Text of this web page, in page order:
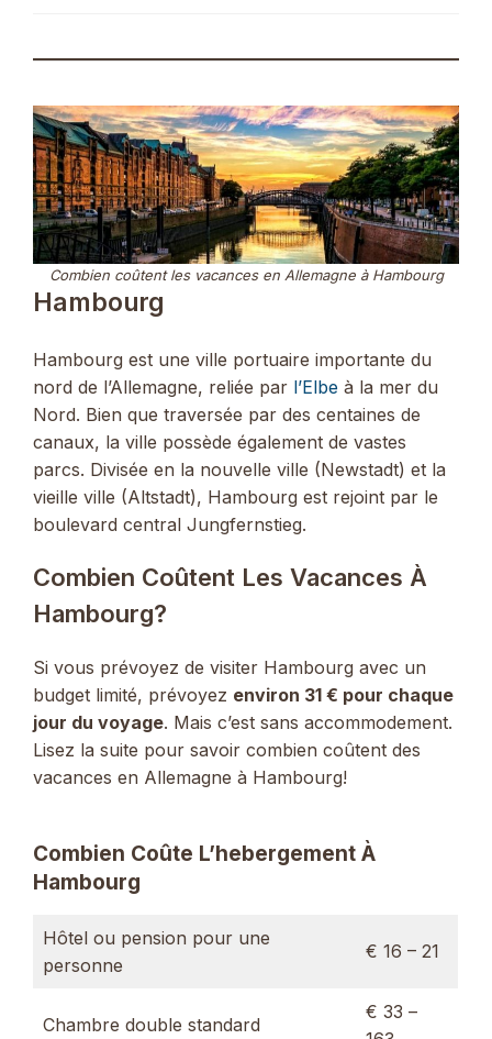
Combien coûtent les vacances en Allemagne à Hambourg
Hambourg
Hambourg est une ville portuaire importante du
nord de l’Allemagne, reliée par l’Elbe à la mer du
Nord. Bien que traversée par des centaines de
canaux, la ville possède également de vastes
parcs. Divisée en la nouvelle ville (Newstadt) et la
vieille ville (Altstadt), Hambourg est rejoint par le
boulevard central Jungfernstieg.
Combien Coûtent Les Vacances À
Hambourg?
Si vous prévoyez de visiter Hambourg avec un
budget limité, prévoyez environ 31 € pour chaque
jour du voyage. Mais c’est sans accommodement.
Lisez la suite pour savoir combien coûtent des
vacances en Allemagne à Hambourg!
Combien Coûte L’hebergement À
Hambourg
Hôtel ou pension pour une
personne
€ 16 – 21
Chambre double standard
€ 33 –